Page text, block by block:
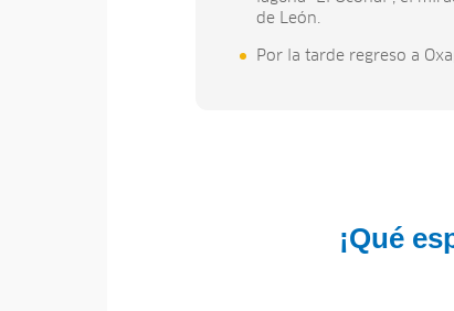
de León.
Por la tarde regreso a
¡Qué